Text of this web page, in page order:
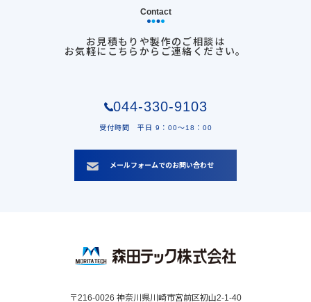
Contact
お見積もりや製作のご相談は
お気軽にこちらからご連絡ください。
044-330-9103
受付時間 平日 9：00〜18：00
メールフォームでのお問い合わせ
〒216-0026 神奈川県川崎市宮前区初山2-1-40